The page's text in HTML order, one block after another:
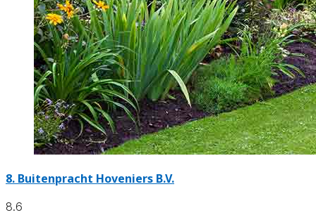
8. Buitenpracht Hoveniers B.V.
8.6